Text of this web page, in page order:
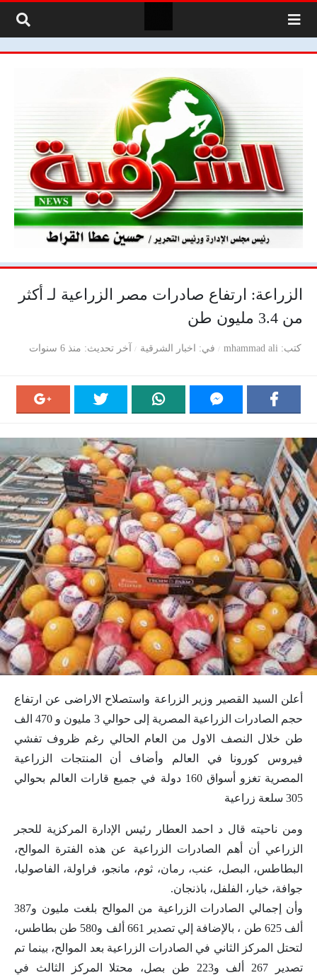
الزراعة: ارتفاع صادرات مصر الزراعية لـ أكثر
من 3.4 مليون طن
كتب mhammad ali في اخبار الشرقية آخر تحديث منذ 6 سنوات
أعلن السيد القصير وزير الزراعة واستصلاح الاراضى عن ارتفاع
حجم الصادرات الزراعية المصرية إلى حوالي 3 مليون و 470 الف
طن خلال النصف الاول من العام الحالي رغم ظروف تفشي
فيروس كورونا في العالم وأضاف أن المنتجات الزراعية
المصرية تغزو أسواق 160 دولة في جميع قارات العالم بحوالي
305 سلعة زراعية
ومن ناحيته قال د احمد العطار رئيس الإدارة المركزية للحجر
الزراعي أن أهم الصادرات الزراعية عن هذه الفترة الموالح،
البطاطس، البصل، عنب، رمان، ثوم، مانجو، فراولة، الفاصوليا،
جوافة، خيار، الفلفل، باذنجان.
وأن إجمالي الصادرات الزراعية من الموالح بلغت مليون و387
ألف 625 طن ، بالإضافة إلي تصدير 661 ألف و580 طن بطاطس،
لتحتل المركز الثاني في الصادرات الزراعية بعد الموالح، بينما تم
تصدير 267 ألف و223 طن بصل، محتلا المركز الثالث في